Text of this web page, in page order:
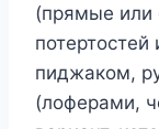
(прямые или
пиджаком,
(лоферами,